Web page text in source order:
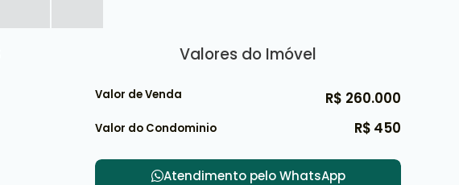
Valores do Imóvel
R$ 260.000
Valor de Venda
Valor do Condominio R$ 450
Atendimento peloWhatsApp